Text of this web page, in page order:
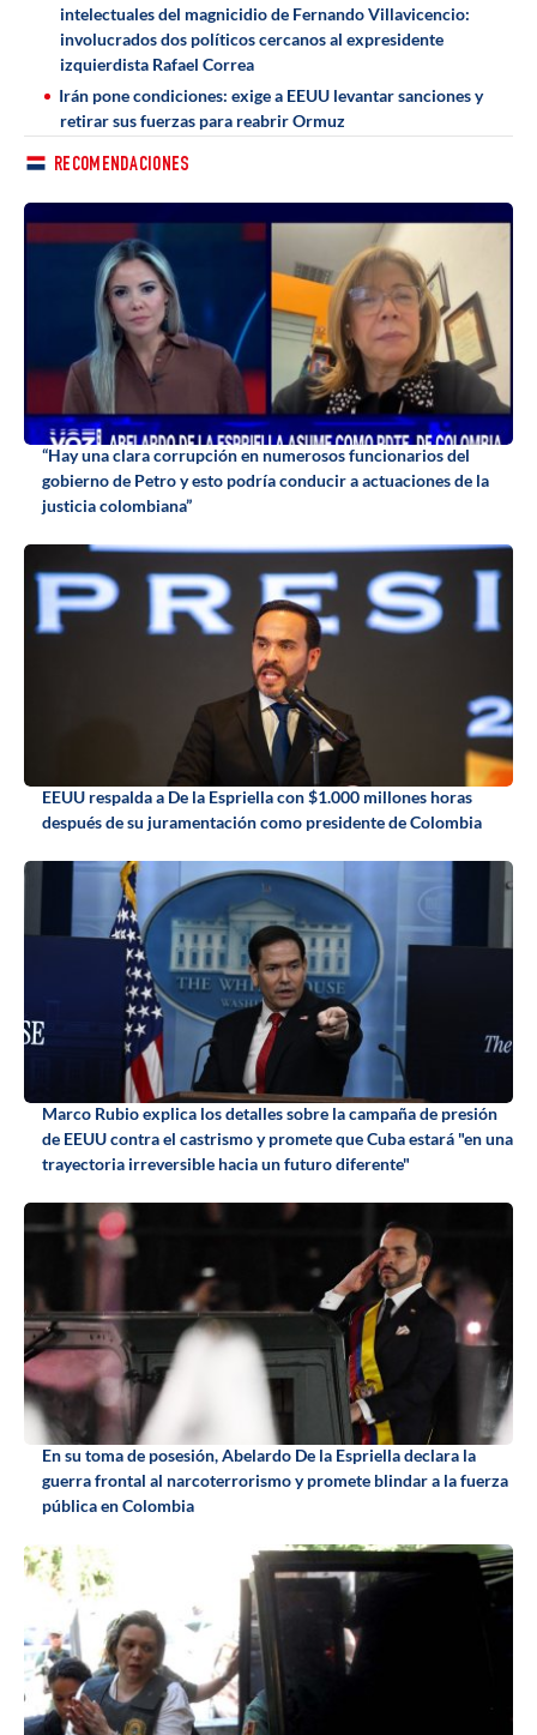
intelectuales del magnicidio de Fernando Villavicencio:
involucrados dos políticos cercanos al expresidente
izquierdista Rafael Correa
Irán pone condiciones: exige a EEUU levantar sanciones y
retirar sus fuerzas para reabrir Ormuz
RECOMENDACIONES
“Hay una clara corrupción en numerosos funcionarios del
gobierno de Petro y esto podría conducir a actuaciones de la
justicia colombiana”
EEUU respalda a De la Espriella con $1.000 millones horas
después de su juramentación como presidente de Colombia
Marco Rubio explica los detalles sobre la campaña de presión
de EEUU contra el castrismo y promete que Cuba estará "en una
trayectoria irreversible hacia un futuro diferente"
En su toma de posesión, Abelardo De la Espriella declara la
guerra frontal al narcoterrorismo y promete blindar a la fuerza
pública en Colombia